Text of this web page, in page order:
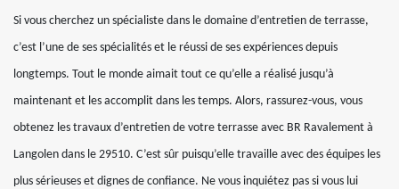
Si vous cherchez un spécialiste dans le domaine d’entretien de terrasse,
c’est l’une de ses spécialités et le réussi de ses expériences depuis
longtemps. Tout le monde aimait tout ce qu’elle a réalisé jusqu’à
maintenant et les accomplit dans les temps. Alors, rassurez-vous, vous
obtenez les travaux d’entretien de votre terrasse avec BR Ravalement à
Langolen dans le 29510. C’est sûr puisqu’elle travaille avec des équipes les
plus sérieuses et dignes de confiance. Ne vous inquiétez pas si vous lui